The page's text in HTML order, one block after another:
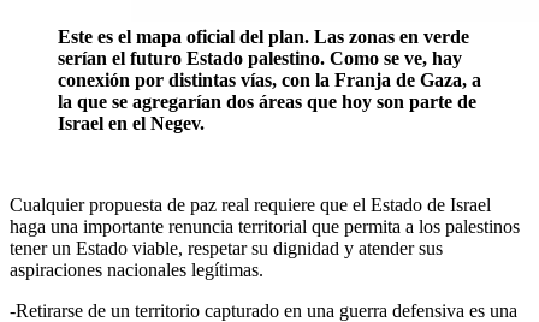
Este es el mapa oficial del plan. Las zonas en verde
serían el futuro Estado palestino. Como se ve, hay
conexión por distintas vías, con la Franja de Gaza, a
la que se agregarían dos áreas que hoy son parte de
Israel en el Negev.
Cualquier propuesta de paz real requiere que el Estado de Israel
haga una importante renuncia territorial que permita a los palestinos
tener un Estado viable, respetar su dignidad y atender sus
aspiraciones nacionales legítimas.
-Retirarse de un territorio capturado en una guerra defensiva es una